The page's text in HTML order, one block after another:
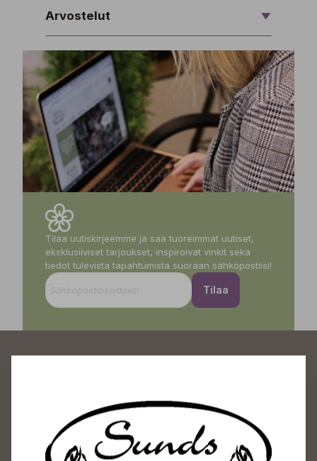
Arvostelut
Tilaa uutiskirjeemme ja saa tuoreimmat uutiset,
eksklusiiviset tarjoukset, inspiroivat vinkit sekä
tiedot tulevista tapahtumista suoraan sähköpostiisi!
Tilaa
Sundin Puutarhakeskus